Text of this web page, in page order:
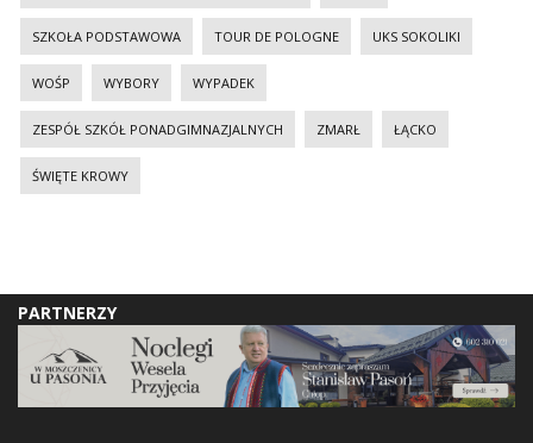
SZKOŁA PODSTAWOWA TOUR DE POLOGNE UKS SOKOLIKI
WOŚP WYBORY WYPADEK
ZESPÓŁ SZKÓŁ PONADGIMNAZJALNYCH ZMARŁ ŁĄCKO
ŚWIĘTE KROWY
PARTNERZY